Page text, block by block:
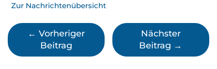
Zur Nachrichtenübersicht
← Vorheriger
Beitrag
Nächster
Beitrag →